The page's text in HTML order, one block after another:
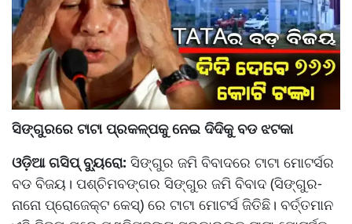
ସିଙ୍ଗୁରରେ ଟାଟା ପ୍ରକଳ୍ପକୁ ନେଇ ଦିଦିକୁ ବଡ ଝଟକା
ଓଡ଼ିଆ ଗସିପ୍ ବ୍ୟୁରୋ: ସିଙ୍ଗୁର ଜମି ବିବାଦରେ ଟାଟା ମୋଟର୍ସର
ବଡ ବିଜୟ। ପଶ୍ଚିମବଙ୍ଗର ସିଙ୍ଗୁର ଜମି ବିବାଦ (ସିଙ୍ଗୁର-
ନାନୋ ପ୍ରୋଜେକ୍ଟ କେସ୍) ରେ ଟାଟା ମୋଟର୍ସ ଜିତିଛି। ବର୍ତ୍ତମାନ